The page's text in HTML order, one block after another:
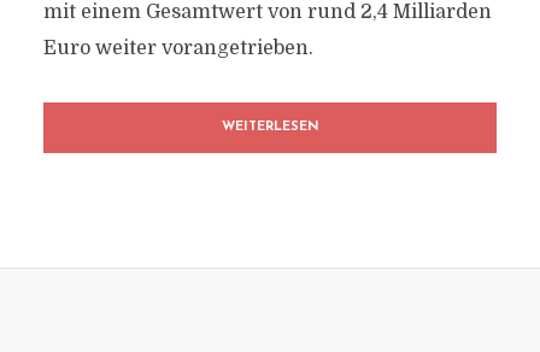
mit einem Gesamtwert von rund 2,4 Milliarden
Euro weiter vorangetrieben.
WEITERLESEN